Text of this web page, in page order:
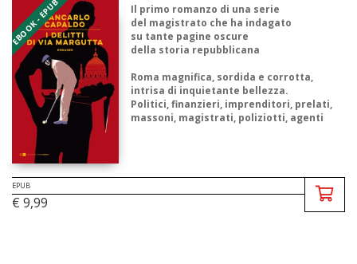
EBOOK - EPUB
Il primo romanzo di una serie
del magistrato che ha indagato
su tante pagine oscure
della storia repubblicana
Roma magnifica, sordida e corrotta,
intrisa di inquietante bellezza.
Politici, finanzieri, imprenditori, prelati,
massoni, magistrati, poliziotti, agenti
EPUB
€ 9,99